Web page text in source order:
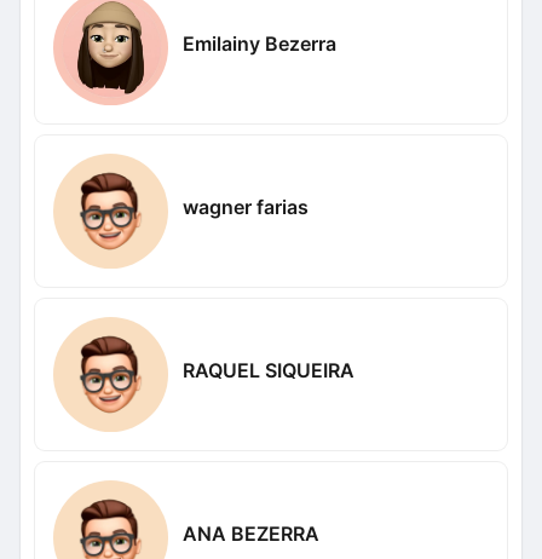
Emilainy Bezerra
wagner farias
RAQUEL SIQUEIRA
ANA BEZERRA